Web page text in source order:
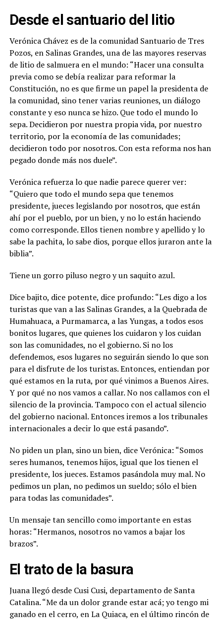
Desde el santuario del litio
Verónica Chávez es de la comunidad Santuario de Tres
Pozos, en Salinas Grandes, una de las mayores reservas
de litio de salmuera en el mundo: “Hacer una consulta
previa como se debía realizar para reformar la
Constitución, no es que firme un papel la presidenta de
la comunidad, sino tener varias reuniones, un diálogo
constante y eso nunca se hizo. Que todo el mundo lo
sepa. Decidieron por nuestra propia vida, por nuestro
territorio, por la economía de las comunidades;
decidieron todo por nosotros. Con esta reforma nos han
pegado donde más nos duele”.
Verónica refuerza lo que nadie parece querer ver:
“Quiero que todo el mundo sepa que tenemos
presidente, jueces legislando por nosotros, que están
ahí por el pueblo, por un bien, y no lo están haciendo
como corresponde. Ellos tienen nombre y apellido y lo
sabe la pachita, lo sabe dios, porque ellos juraron ante la
biblia”.
Tiene un gorro piluso negro y un saquito azul.
Dice bajito, dice potente, dice profundo: “Les digo a los
turistas que van a las Salinas Grandes, a la Quebrada de
Humahuaca, a Purmamarca, a las Yungas, a todos esos
bonitos lugares, que quienes los cuidaron y los cuidan
son las comunidades, no el gobierno. Si no los
defendemos, esos lugares no seguirán siendo lo que son
para el disfrute de los turistas. Entonces, entiendan por
qué estamos en la ruta, por qué vinimos a Buenos Aires.
Y por qué no nos vamos a callar. No nos callamos con el
silencio de la provincia. Tampoco con el actual silencio
del gobierno nacional. Entonces iremos a los tribunales
internacionales a decir lo que está pasando”.
No piden un plan, sino un bien, dice Verónica: “Somos
seres humanos, tenemos hijos, igual que los tienen el
presidente, los jueces. Estamos pasándola muy mal. No
pedimos un plan, no pedimos un sueldo; sólo el bien
para todas las comunidades”.
Un mensaje tan sencillo como importante en estas
horas: “Hermanos, nosotros no vamos a bajar los
brazos”.
El trato de la basura
Juana llegó desde Cusi Cusi, departamento de Santa
Catalina. “Me da un dolor grande estar acá; yo tengo mi
ganado en el cerro, en La Quiaca, en el último rincón de